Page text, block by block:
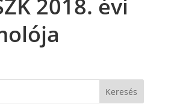
2018. évi
Keresés